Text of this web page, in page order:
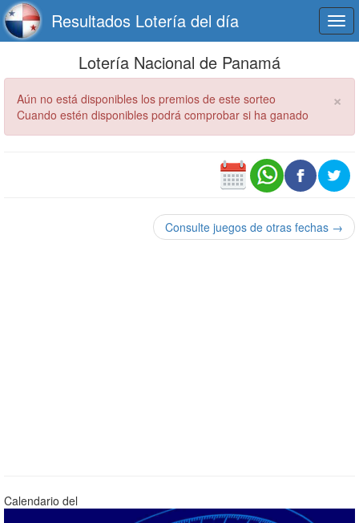
Resultados Lotería del día
Lotería Nacional de Panamá
×
Aún no está disponibles los premios de este sorteo
Cuando estén disponibles podrá comprobar si ha ganado
Consulte juegos de otras fechas →
Calendario del